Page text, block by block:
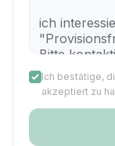
Ich bestätige,
akzeptiert zu